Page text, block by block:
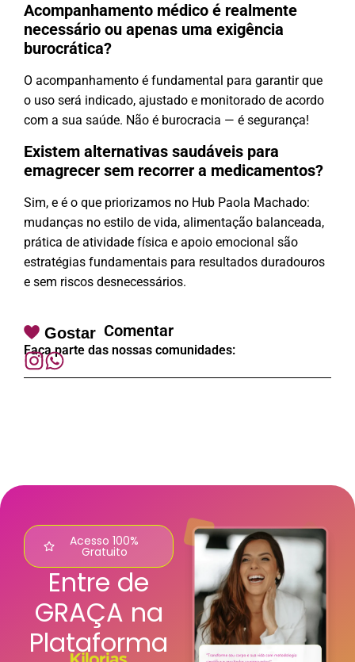
Acompanhamento médico é realmente
necessário ou apenas uma exigência
burocrática?
O acompanhamento é fundamental para garantir que
o uso será indicado, ajustado e monitorado de acordo
com a sua saúde. Não é burocracia — é segurança!
Existem alternativas saudáveis para
emagrecer sem recorrer a medicamentos?
Sim, e é o que priorizamos no Hub Paola Machado:
mudanças no estilo de vida, alimentação balanceada,
prática de atividade física e apoio emocional são
estratégias fundamentais para resultados duradouros
e sem riscos desnecessários.
Gostar Comentar
Faça parte das nossas comunidades:
Acesso 100%
Gratuito
Entre de
GRAÇA na
Plataforma